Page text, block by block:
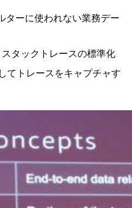
ターに使われない業務デー
タックトレースの標準化
てトレースをキャプチャす